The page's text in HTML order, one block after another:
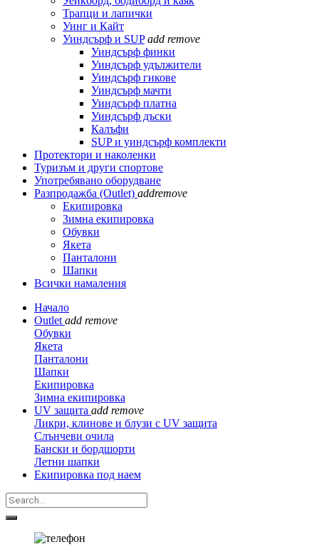
Трапци и лапички
Уинг и Кайт
Уиндсърф и SUP add remove
Уиндсърф финки
Уиндсърф удължители
Уиндсърф гикове
Уиндсърф мачти
Уиндсърф платна
Уиндсърф дъски
Калъфи
SUP и уиндсърф комплекти
Протектори и наколенки
Туризъм и други спортове
Употребявано оборудване
Разпродажба (Outlet) addremove
Екипировка
Зимна екипировка
Обувки
Якета
Панталони
Шапки
Всички намаления
Начало
Outlet add remove
Обувки
Якета
Панталони
Шапки
Екипировка
Зимна екипировка
UV защита add remove
Ликри, клинове и блузи с UV защита
Слънчеви очила
Бански и бордшорти
Летни шапки
Екипировка под наем